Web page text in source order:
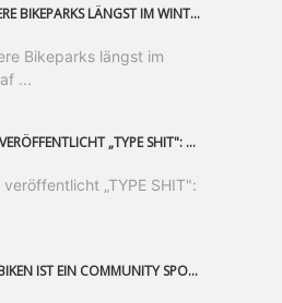
WENN ANDERE BIKEPARKS LÄNGST IM WINTERSCHLAF SIND, IST MAN IN SAALFELDEN LEOGANG IMMER NOCH AM MOUNTAINBIKEN. IST DER HERBST DIE SCHÖNSTE ZEIT DES JAHRES? AUF DEN TRAILS RUND UM SAALFELDEN LEOGANG UND IM EPIC BIKEPARK LEOGANG IST ER DAS AUF JEDEN FALL – UND DIE GEFÜHLT DIE LÄNGSTE NOCH DAZU. NOCH BIS MINDESTENS 8. NOVEMBER STEHT DAS PINZGAUER MOUNTAINBIKE-PARADIES ALLEN RIDERN OFFEN, DIE EINFACH NICHT GENUG KRIEGEN KÖNNEN. DABEI HÄLT DIE GOLDENE JAHRESZEIT IN SAALFELDEN LEOGANG WEIT MEHR ALS LINES, TRAILS UND HERBSTPANORAMEN BEREIT: MIT DEM BIKE FESTIVAL, VERSCHIEDENEN LADIES SHRED EVENTS UND EINEM DIE GESAMTE SAISON ANDAUERNDEN PHOTO CONTEST ZUM 25-JÄHRIGEN BIKEPARK-JUBILÄUM GIBT ES RUND UM ÖSTERREICHS ÄLTESTEN BIKEPARK EINIGES ZU ERLEBEN.
Bikeparks längst im
...
ERIK FEDKO VERÖFFENTLICHT „TYPE SHIT": EINEN 23-MINÜTIGEN MOUNTAINBIKE-FILM, ÜBER DREI JAHRE RUND UM DIE WELT GEDREHT. ZEITGLEICH LAUNCHT ER DIE GLEICHNAMIGE KOLLEKTION SEINER BRAND TYPE. EIN SEGMENT DES FILMS ERSCHEINT SEPARAT AUF RED BULL BIKE.
veröffentlicht „TYPE SHIT":
MOUNTAINBIKEN IST EIN COMMUNITY SPORT UND DAS BEWEIST SICH IN DER BIKE REPUBLIC SÖLDEN GERADE EINDRUCKSVOLL AUF ALLEN LEVELN. FREERIDE PROFI, SHAPERIN UND FRISCH GEWÄHLTE SWATCH NINES MVP VERO SANDLER IST BEGEISTERT VON DER VIELFALT DER BIKE DESTINATION, DER NEUEN JUMPLINE UND PLÄDIERT FÜR MUT BEI (FRAUEN) COMMUNITIES. VERO UND IHR VERLOBTER SAM HODGES VERBRINGEN MEHRERE MONATE IN DER BIKE REPUBLIC UND LASSEN UNS DARAN TEILHABEN. UM COMMUNITY GEHT ES AUCH BEI DER PARTNERSCHAFT ZWISCHEN SÖLDEN UND DEM NEUEN RIDERS PARK DONOVALY IN DER SLOWAKEI: DER DORTIGE TOURISMUSDIREKTOR JIRI PEC IST ÜBERZEUGT: VON MEHR BIKEPARKS PROFITIERT DIE GANZE MTB-SZENE – UND MIT DOMINIK LINSER, GESCHÄFTSFÜHRER DER BRS, HAT ER DAMIT DEN PERFEKTEN PARTNER GEFUNDEN.